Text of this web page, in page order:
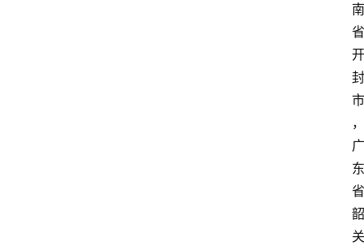
南
省
开
封
市
，
广
东
省
韶
关